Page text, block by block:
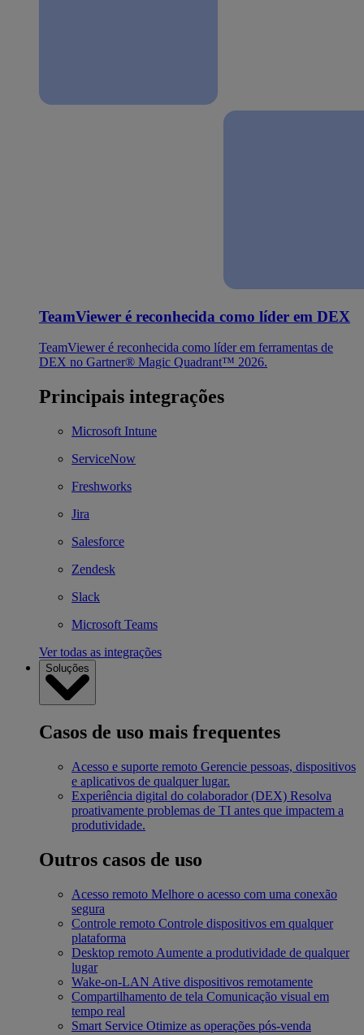
TeamViewer é reconhecida como líder em DEX
TeamViewer é reconhecida como líder em ferramentas de
DEX no Gartner® Magic Quadrant™ 2026.
Principais integrações
Microsoft Intune
ServiceNow
Freshworks
Jira
Salesforce
Zendesk
Slack
Microsoft Teams
Ver todas as integrações
Soluções
Casos de uso mais frequentes
Acesso e suporte remoto Gerencie pessoas, dispositivos
e aplicativos de qualquer lugar.
Experiência digital do colaborador (DEX) Resolva
proativamente problemas de TI antes que impactem a
produtividade.
Outros casos de uso
Acesso remoto Melhore o acesso com uma conexão
segura
Controle remoto Controle dispositivos em qualquer
plataforma
Desktop remoto Aumente a produtividade de qualquer
lugar
Wake-on-LAN Ative dispositivos remotamente
Compartilhamento de tela Comunicação visual em
tempo real
Smart Service Otimize as operações pós-venda